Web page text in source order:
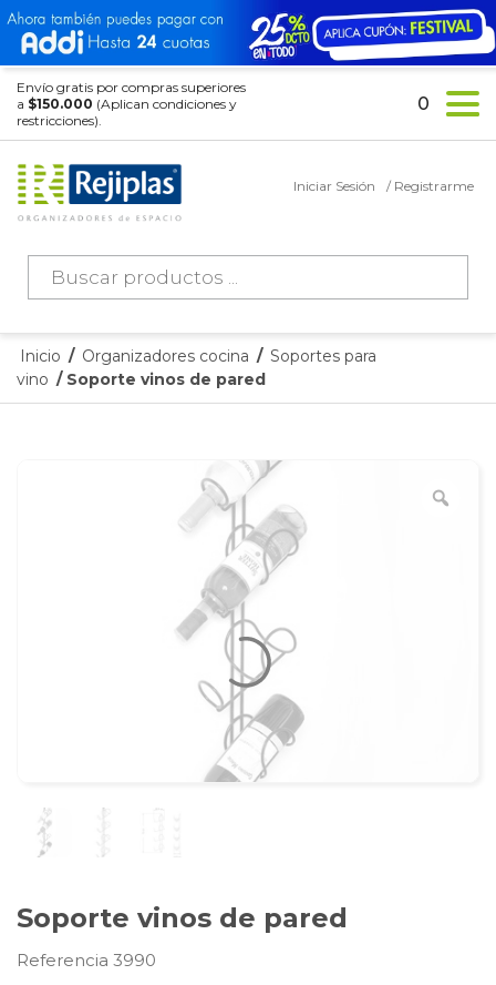
Envío gratis por compras superiores
a $150.000 (Aplican condiciones y
restricciones).
Búsqueda
productos
Iniciar Sesión / Registrarme
0
Inicio / Organizadores cocina / Soportes para
vino / Soporte vinos de pared
Soporte vinos de pared
Referencia 3990